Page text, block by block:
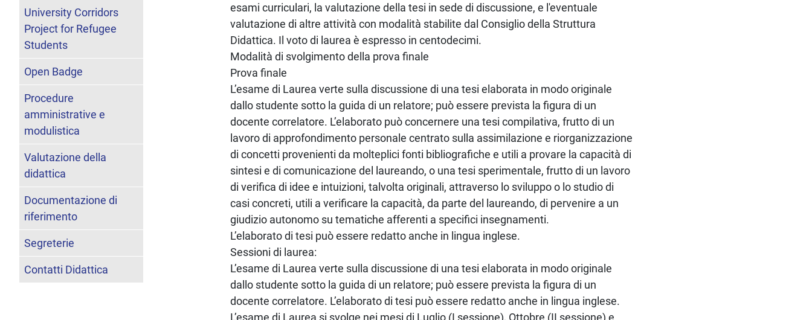
esami curriculari, la valutazione della tesi in sede di discussione, e l'eventuale
valutazione di altre attività con modalità stabilite dal Consiglio della Struttura
Didattica. Il voto di laurea è espresso in centodecimi.
Modalità di svolgimento della prova finale
Prova finale
L’esame di Laurea verte sulla discussione di una tesi elaborata in modo originale
dallo studente sotto la guida di un relatore; può essere prevista la figura di un
docente correlatore. L’elaborato può concernere una tesi compilativa, frutto di un
lavoro di approfondimento personale centrato sulla assimilazione e riorganizzazione
di concetti provenienti da molteplici fonti bibliografiche e utili a provare la capacità di
sintesi e di comunicazione del laureando, o una tesi sperimentale, frutto di un lavoro
di verifica di idee e intuizioni, talvolta originali, attraverso lo sviluppo o lo studio di
casi concreti, utili a verificare la capacità, da parte del laureando, di pervenire a un
giudizio autonomo su tematiche afferenti a specifici insegnamenti.
L’elaborato di tesi può essere redatto anche in lingua inglese.
Sessioni di laurea:
L’esame di Laurea verte sulla discussione di una tesi elaborata in modo originale
dallo studente sotto la guida di un relatore; può essere prevista la figura di un
docente correlatore. L’elaborato di tesi può essere redatto anche in lingua inglese.
L’esame di Laurea si svolge nei mesi di Luglio (I sessione), Ottobre (II sessione) e
University Corridors
Project for Refugee
Students
Open Badge
Procedure
amministrative e
modulistica
Valutazione della
didattica
Documentazione di
riferimento
Segreterie
Contatti Didattica